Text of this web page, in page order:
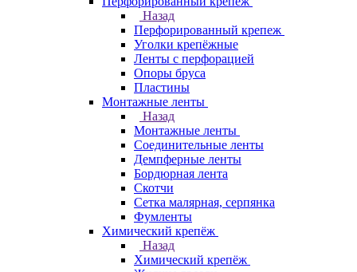
Назад
Перфорированный крепеж
Уголки крепёжные
Ленты с перфорацией
Опоры бруса
Пластины
Монтажные ленты
Назад
Монтажные ленты
Соединительные ленты
Демпферные ленты
Бордюрная лента
Скотчи
Сетка малярная, серпянка
Фумленты
Химический крепёж
Назад
Химический крепёж